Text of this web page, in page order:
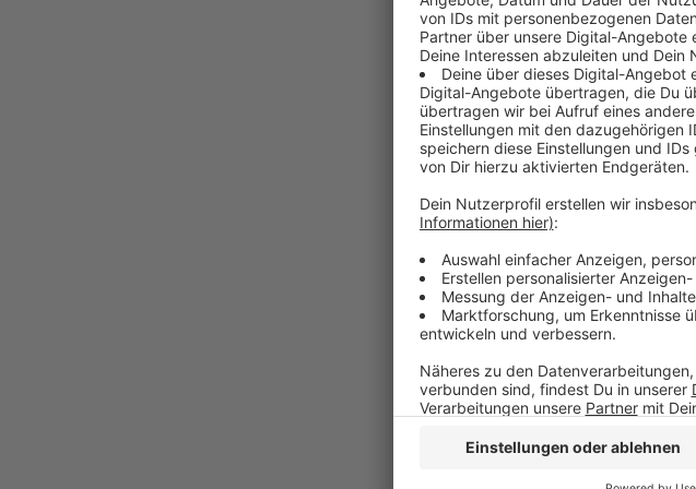
Wie die Polizei
gesehen, dass
Anzeige
Anzeige
Der
Außenwände
entstandenen